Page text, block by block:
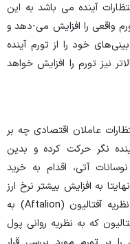
آینده می باشد به این
واقعی را افزایش می-دهد و
خود را از تورم آینده
نیز تورم را افزایش خواهد
عاملان اقتصادی چه بر
نگر حرکت کرده و بدین
آتی، اقدام به خرید
به افزایش بیشتر نرخ ارز
در بازار می انجامد. این فرآیند از طریق نظریه آفتالیون (Aftalion) به
که به نظریه روانی پول